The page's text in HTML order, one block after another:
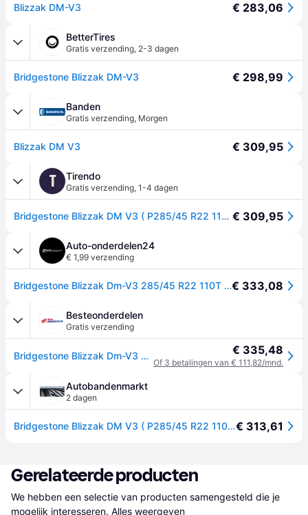
Blizzak DM-V3 € 283,06
BetterTires
Gratis verzending, 2-3 dagen
Bridgestone Blizzak DM-V3 € 298,99
Banden
Gratis verzending, Morgen
Blizzak DM V3 € 309,95
T Tirendo
Gratis verzending, 1-4 dagen
Bridgestone Blizzak DM V3 ( P285/45 R22 110T EVc, Nordic compound, met velgrandbescherming (MFS) ) € 309,95
Auto-onderdelen24
€ 1,99 verzending
Bridgestone Blizzak Dm-V3 285/45 R22 110T personenwagen Winterbanden Banden 18928€ 333,08
Besteonderdelen
Gratis verzending
Bridgestone Blizzak Dm-V3 285/45 R22 110T personenwagen Winterbanden Banden 18928 € 335,48
Of 3 betalingen van € 111,82/mnd.
Autobandenmarkt
2 dagen
Bridgestone Blizzak DM V3 ( P285/45 R22 110T EVc, Nordic compound, met velgrandbescherming (MFS) )€ 313,61
Gerelateerde producten
We hebben een selectie van producten samengesteld die je
mogelijk interesseren. Alles weergeven